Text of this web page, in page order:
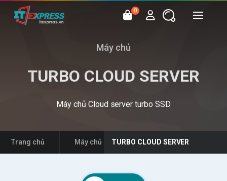
0
Máy chủ
TURBO CLOUD SERVER
Máy chủ Cloud server turbo SSD
Trang chủ Máy chủ TURBO CLOUD SERVER